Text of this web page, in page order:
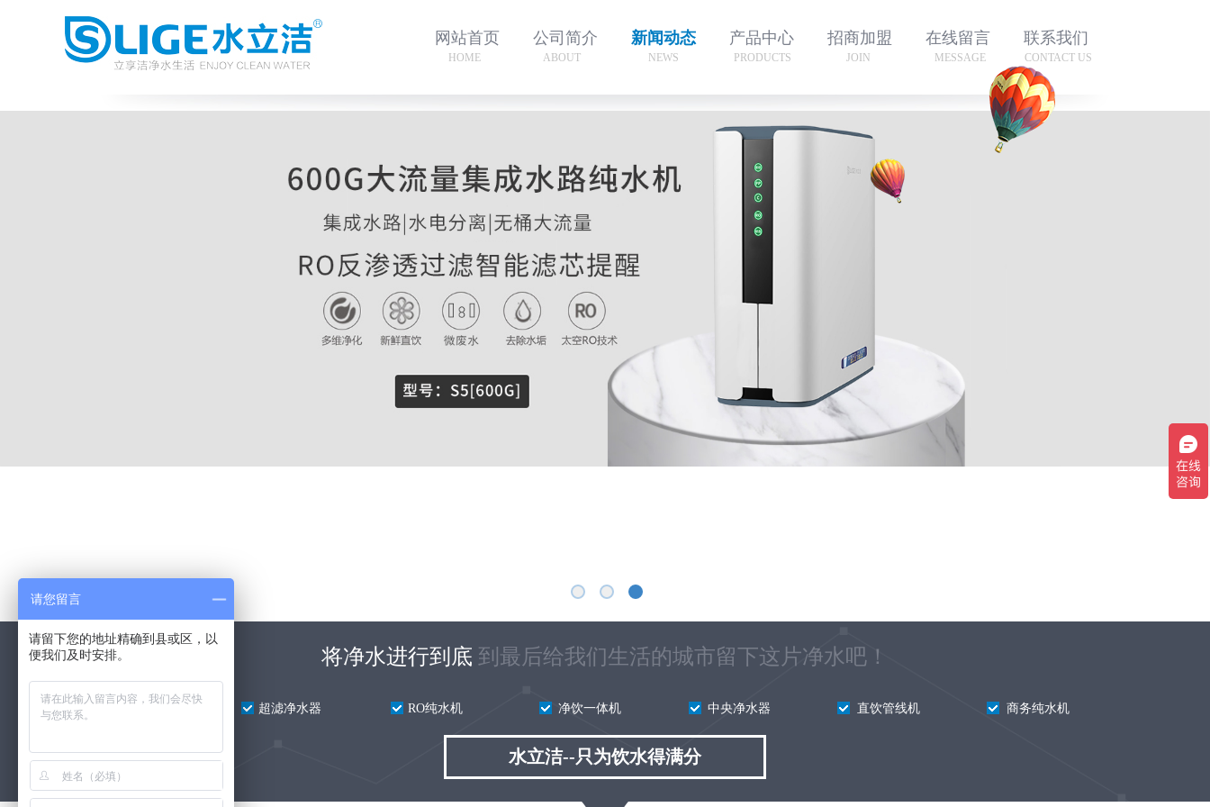
ABOUT
网站首页 公司简介 新闻动态 产品中心 招商加盟 在线留言 联系我们
HOME NEWS PRODUCTS MESSAGE CONTACT US
JOIN
水立洁--只为饮水得满分
将净水进行到底 到最后给我们生活的城市留下这片净水吧！
超滤净水器 RO纯水机 净饮一体机 直饮管线机 商务纯水机
前置净水器 中央净水器
请您留言
请留下您的地址精确到县或区，以
便我们及时安排。